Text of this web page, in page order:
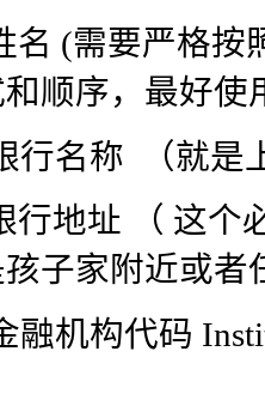
需要严格按照
式和顺序，
称 （就是上
址 （ 这个必
子家附近或者
构代码